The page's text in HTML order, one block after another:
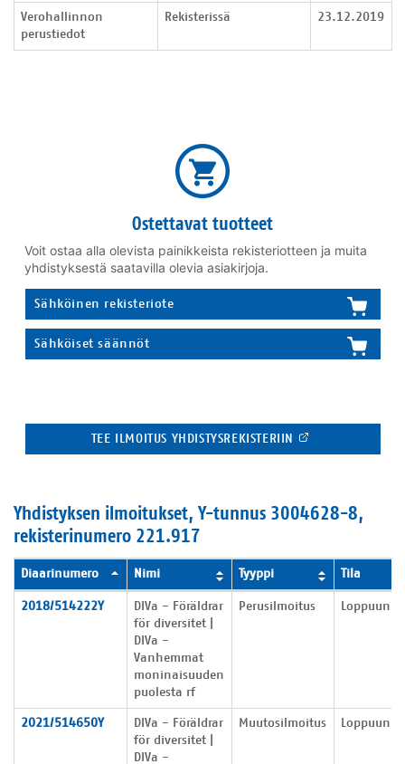
Verohallinnon
perustiedot
Rekisterissä 23.12.2019
Ostettavat tuotteet
Voit ostaa alla olevista painikkeista rekisteriotteen ja muita
yhdistyksestä saatavilla olevia asiakirjoja.
Sähköinen rekisteriote
Sähköiset säännöt
TEE ILMOITUS YHDISTYSREKISTERIIN
Yhdistyksen ilmoitukset, Y-tunnus 3004628-8,
rekisterinumero 221.917
Yhdistyksen ilmoitukset
Diaarinumero Nimi Tyyppi Tila
2018/514222Y
DIVa - Föräldrar
för diversitet |
DIVa -
Vanhemmat
moninaisuuden
puolesta rf
Perusilmoitus
2021/514650Y
DIVa - Föräldrar
för diversitet |
DIVa -
Muutosilmoitus